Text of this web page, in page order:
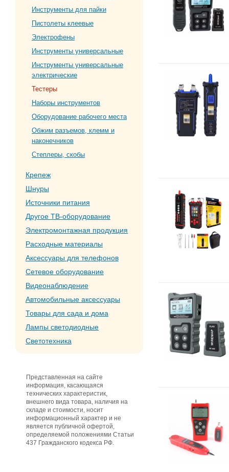
Инструменты для пайки
Пистолеты клеевые
Электрофены
Инструменты универсальные
Инструменты универсальные
электрические
Тестеры
Наборы инструментов
Оборудование рабочего места
Обжим разъемов, клемм и
наконечников
Степлеры, скобы
Крепеж
Шнуры
Источники питания
Другое ТВ-оборудование
Электромонтажная продукция
Расходные материалы
Аксессуары для телефонов
Сетевое оборудование
Видеонаблюдение
Автомобильные аксессуары
Товары для сада и дома
Лампы светодиодные
Светотехника
Представленная на сайте
информация, касающаяся
технических характеристик,
внешнего вида товара, наличия на
складе и стоимости, носит
информационный характер и не
является публичной офертой,
определяемой положениями Статьи
437 Гражданского кодекса РФ.